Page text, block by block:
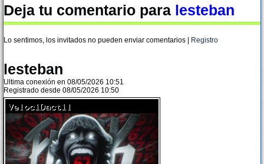
Deja tu comentario para lesteban
Lo sentimos, los invitados no pueden enviar comentarios | Registro
lesteban
Ultima conexión en 08/05/2026 10:51
Registrado desde 08/05/2026 10:50